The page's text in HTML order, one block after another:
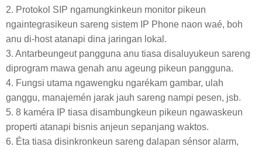
2. Protokol SIP ngamungkinkeun monitor pikeun
ngaintegrasikeun sareng sistem IP Phone naon waé, boh
anu di-host atanapi dina jaringan lokal.
3. Antarbeungeut pangguna anu tiasa disaluyukeun sareng
diprogram mawa genah anu ageung pikeun pangguna.
4. Fungsi utama ngawengku ngarékam gambar, ulah
ganggu, manajemén jarak jauh sareng nampi pesen, jsb.
5. 8 kaméra IP tiasa disambungkeun pikeun ngawaskeun
properti atanapi bisnis anjeun sepanjang waktos.
6. Éta tiasa disinkronkeun sareng dalapan sénsor alarm,